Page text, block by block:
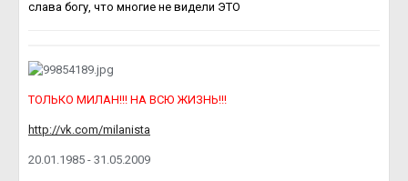
слава богу, что многие не видели ЭТО
ТОЛЬКО МИЛАН!!! НА ВСЮ ЖИЗНЬ!!!
http://vk.com/milanista
20.01.1985 - 31.05.2009